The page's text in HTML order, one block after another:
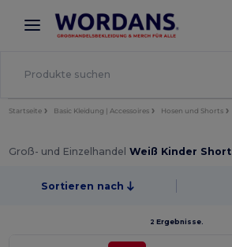
× Wordans App
Bessere Preise in der App!
Startseite Basic Kleidung | Accessoires Hosen und Shorts
Groß- und Einzelhandel Weiß Kinder Short
Sortieren nach
2 Ergebnisse.